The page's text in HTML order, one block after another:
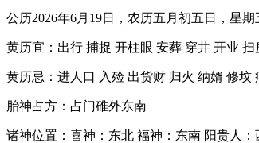
公历2026年6月19日，农历五月初五日，星
黄历宜：出行 捕捉 开柱眼 安葬 穿井 开业 扫
黄历忌：进人口 入殓 出货财 归火 纳婿 修坟
胎神占方：占门碓外东南
诸神位置：喜神：东北 福神：东南 阳贵人